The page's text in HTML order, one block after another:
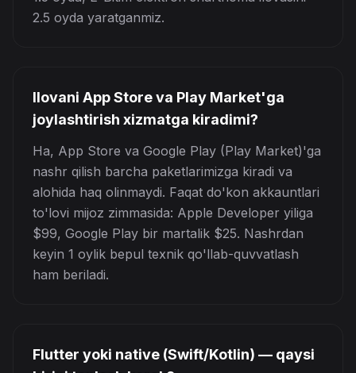
2.5 oyda yaratganmiz.
Ilovani App Store va Play Market'ga
joylashtirish xizmatga kiradimi?
Ha, App Store va Google Play (Play Market)'ga
nashr qilish barcha paketlarimizga kiradi va
alohida haq olinmaydi. Faqat do'kon akkauntlari
to'lovi mijoz zimmasida: Apple Developer yiliga
$99, Google Play bir martalik $25. Nashrdan
keyin 1 oylik bepul texnik qo'llab-quvvatlash
ham beriladi.
Flutter yoki native (Swift/Kotlin) — qaysi